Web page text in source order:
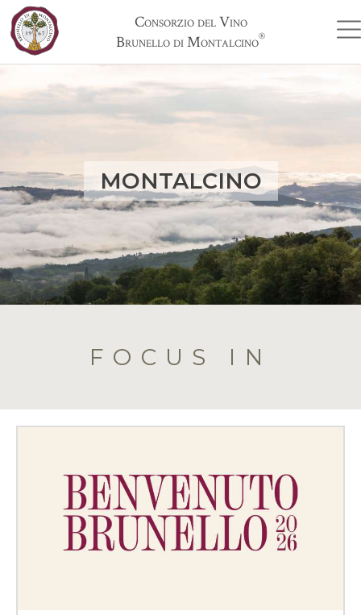
Consorzio del Vino
Brunello di Montalcino®
MONTALCINO
FOCUS IN